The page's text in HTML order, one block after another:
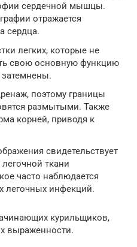
сердечной мышцы.
отражается
сердца.
легких, которые не
свою основную функцию
затемнены.
поэтому границы
размытыми. Также
корней, приводя к
свидетельствует
ткани
часто наблюдается
легочных инфекций.
курильщиков,
выраженности.